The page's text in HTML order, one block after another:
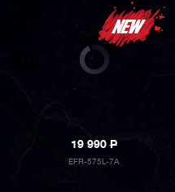
19 990P
EFR-575L-7A